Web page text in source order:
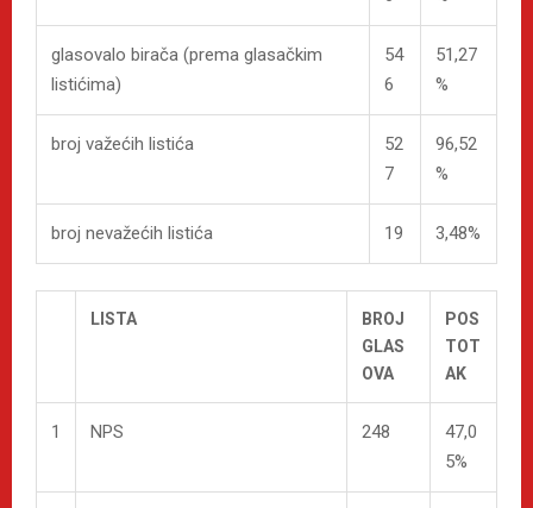
glasovalo birača (prema glasačkim
listićima)
54
6
51,27
%
broj važećih listića
52
7
96,52
%
broj nevažećih listića 19 3,48%
LISTA
BROJ
GLAS
OVA
POS
TOT
AK
1 NPS 248
47,0
5%